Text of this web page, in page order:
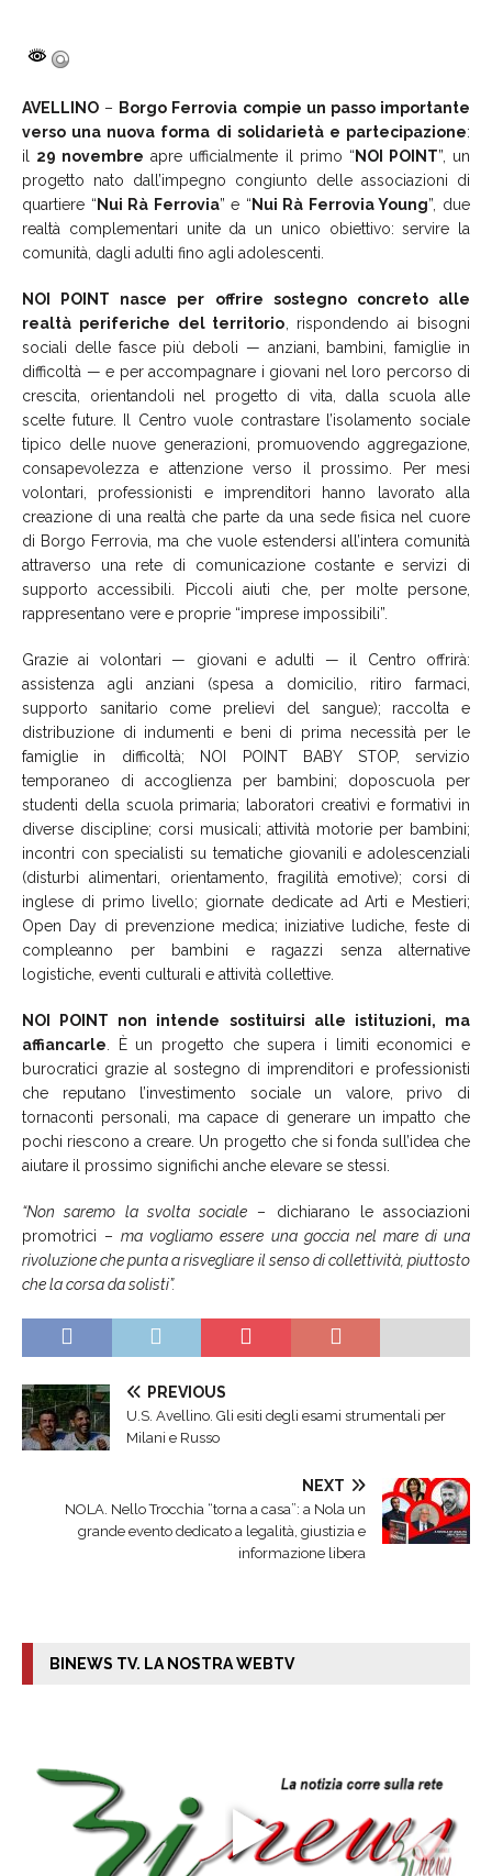
AVELLINO – Borgo Ferrovia compie un passo importante
verso una nuova forma di solidarietà e partecipazione:
il 29 novembre apre ufficialmente il primo “NOI POINT”, un
progetto nato dall’impegno congiunto delle associazioni di
quartiere “Nui Rà Ferrovia” e “Nui Rà Ferrovia Young”, due
realtà complementari unite da un unico obiettivo: servire la
comunità, dagli adulti fino agli adolescenti.
NOI POINT nasce per offrire sostegno concreto alle
realtà periferiche del territorio , rispondendo ai bisogni
sociali delle fasce più deboli — anziani, bambini, famiglie in
difficoltà — e per accompagnare i giovani nel loro percorso di
crescita, orientandoli nel progetto di vita, dalla scuola alle
scelte future. Il Centro vuole contrastare l’isolamento sociale
tipico delle nuove generazioni, promuovendo aggregazione,
consapevolezza e attenzione verso il prossimo. Per mesi
volontari, professionisti e imprenditori hanno lavorato alla
creazione di una realtà che parte da una sede fisica nel cuore
di Borgo Ferrovia, ma che vuole estendersi all’intera comunità
attraverso una rete di comunicazione costante e servizi di
supporto accessibili. Piccoli aiuti che, per molte persone,
rappresentano vere e proprie “imprese impossibili”.
Grazie ai volontari — giovani e adulti — il Centro offrirà:
assistenza agli anziani (spesa a domicilio, ritiro farmaci,
supporto sanitario come prelievi del sangue); raccolta e
distribuzione di indumenti e beni di prima necessità per le
famiglie in difficoltà; NOI POINT BABY STOP, servizio
temporaneo di accoglienza per bambini; doposcuola per
studenti della scuola primaria; laboratori creativi e formativi in
diverse discipline; corsi musicali; attività motorie per bambini;
incontri con specialisti su tematiche giovanili e adolescenziali
(disturbi alimentari, orientamento, fragilità emotive); corsi di
inglese di primo livello; giornate dedicate ad Arti e Mestieri;
Open Day di prevenzione medica; iniziative ludiche, feste di
compleanno per bambini e ragazzi senza alternative
logistiche, eventi culturali e attività collettive.
NOI POINT non intende sostituirsi alle istituzioni, ma
affiancarle . È un progetto che supera i limiti economici e
burocratici grazie al sostegno di imprenditori e professionisti
che reputano l’investimento sociale un valore, privo di
tornaconti personali, ma capace di generare un impatto che
pochi riescono a creare. Un progetto che si fonda sull’idea che
aiutare il prossimo significhi anche elevare se stessi.
“Non saremo la svolta sociale – dichiarano le associazioni
promotrici –ma vogliamo essere una goccia nel mare di una
rivoluzione che punta a risvegliare il senso di collettività, piuttosto
che la corsa da solisti”.
PREVIOUS
U.S. Avellino. Gli esiti degli esami strumentali per
Milani e Russo
NEXT
NOLA. Nello Trocchia “torna a casa”: a Nola un
grande evento dedicato a legalità, giustizia e
informazione libera
BINEWS TV. LA NOSTRA WEBTV